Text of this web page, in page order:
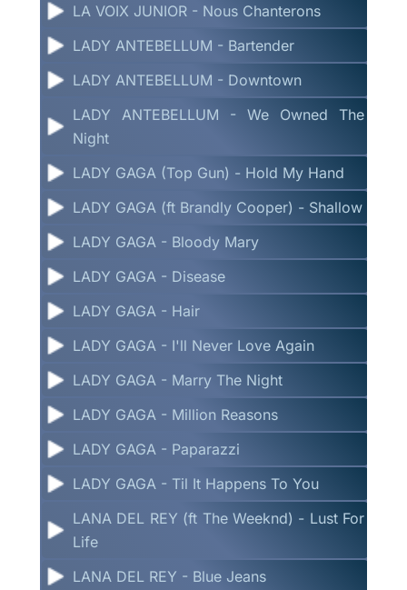
LA VOIX JUNIOR - Nous Chanterons
LADY ANTEBELLUM - Bartender
LADY ANTEBELLUM - Downtown
LADY ANTEBELLUM - We Owned The
Night
LADY GAGA (Top Gun) - Hold My Hand
LADY GAGA (ft Brandly Cooper) - Shallow
LADY GAGA - Bloody Mary
LADY GAGA - Disease
LADY GAGA - Hair
LADY GAGA - I'll Never Love Again
LADY GAGA - Marry The Night
LADY GAGA - Million Reasons
LADY GAGA - Paparazzi
LADY GAGA - Til It Happens To You
LANA DEL REY (ft The Weeknd) - Lust For
Life
LANA DEL REY - Blue Jeans